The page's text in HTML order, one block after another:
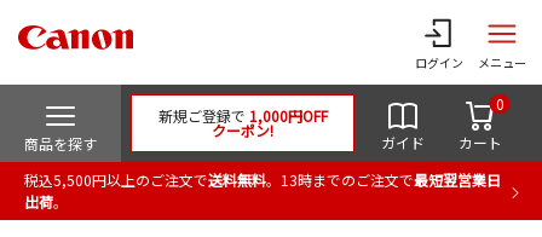
ログイン メニュー
商品を探す
新規ご登録で 1,000円OFF
クーポン!
ガイド カート
0
税込5,500円以上のご注文で送料無料。13時までのご注文で最短翌営業日
出荷。